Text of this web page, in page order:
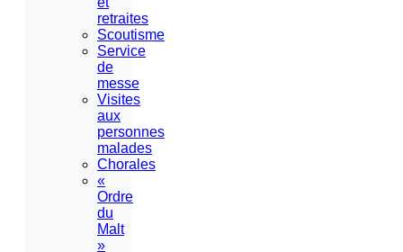
retraites
Scoutisme
Service
de
messe
Visites
aux
personnes
malades
Chorales
«
Ordre
du
Malt
»